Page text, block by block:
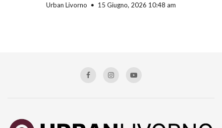
Urban Livorno 15 Giugno, 2026 10:48 am